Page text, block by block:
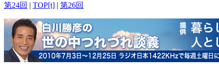
第24回 | TOP[t] | 第26回